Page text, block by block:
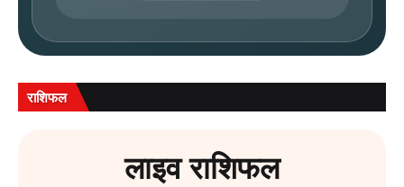
राशिफल
लाइव राशिफल